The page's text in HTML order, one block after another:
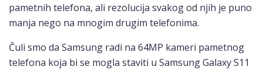
pametnih telefona, ali rezolucija svakog od njih je puno
manja nego na mnogim drugim telefonima.
Čuli smo da Samsung radi na 64MP kameri pametnog
telefona koja bi se mogla staviti u Samsung Galaxy S11